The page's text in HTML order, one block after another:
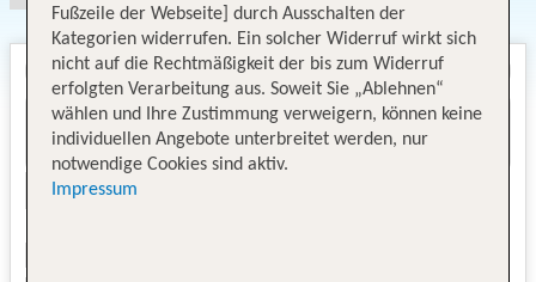
Fußzeile der Webseite] durch Ausschalten der
Kategorien widerrufen. Ein solcher Widerruf wirkt sich
nicht auf die Rechtmäßigkeit der bis zum Widerruf
erfolgten Verarbeitung aus. Soweit Sie „Ablehnen“
wählen und Ihre Zustimmung verweigern, können keine
individuellen Angebote unterbreitet werden, nur
notwendige Cookies sind aktiv.
Impressum